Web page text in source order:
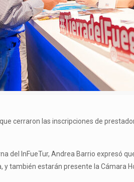
cerraron las inscripciones de
del InFueTur, Andrea Barrio expresó
también estarán presente la Cámara